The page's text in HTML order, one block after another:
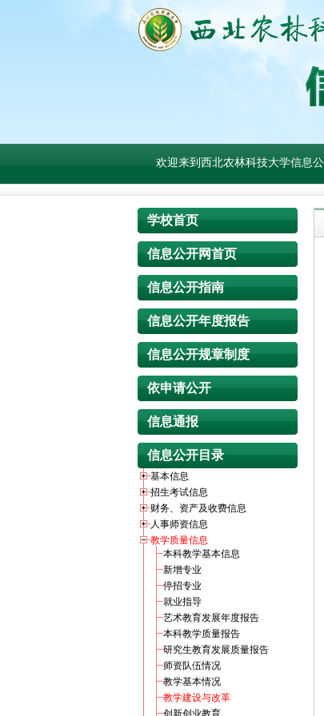
欢迎来到西北农林科技大学信息
学校首页
信息公开网首页
信息公开指南
信息公开年度报告
信息公开规章制度
依申请公开
信息通报
信息公开目录
基本信息
招生考试信息
财务、资产及收费信息
人事师资信息
教学质量信息
本科教学基本信息
新增专业
停招专业
就业指导
艺术教育发展年度报告
本科教学质量报告
研究生教育发展质量报告
师资队伍情况
教学基本情况
教学建设与改革
创新创业教育